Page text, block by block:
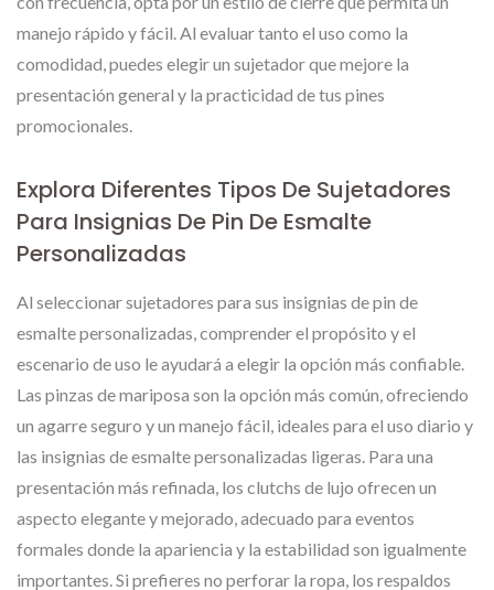
manejo rápido y fácil. Al evaluar tanto el uso como la
comodidad, puedes elegir un sujetador que mejore la
presentación general y la practicidad de tus pines
promocionales.
Explora Diferentes Tipos De Sujetadores
Para Insignias De Pin De Esmalte
Personalizadas
Al seleccionar sujetadores para sus insignias de pin de
esmalte personalizadas, comprender el propósito y el
escenario de uso le ayudará a elegir la opción más confiable.
Las pinzas de mariposa son la opción más común, ofreciendo
un agarre seguro y un manejo fácil, ideales para el uso diario y
las insignias de esmalte personalizadas ligeras. Para una
presentación más refinada, los clutchs de lujo ofrecen un
aspecto elegante y mejorado, adecuado para eventos
formales donde la apariencia y la estabilidad son igualmente
importantes. Si prefieres no perforar la ropa, los respaldos